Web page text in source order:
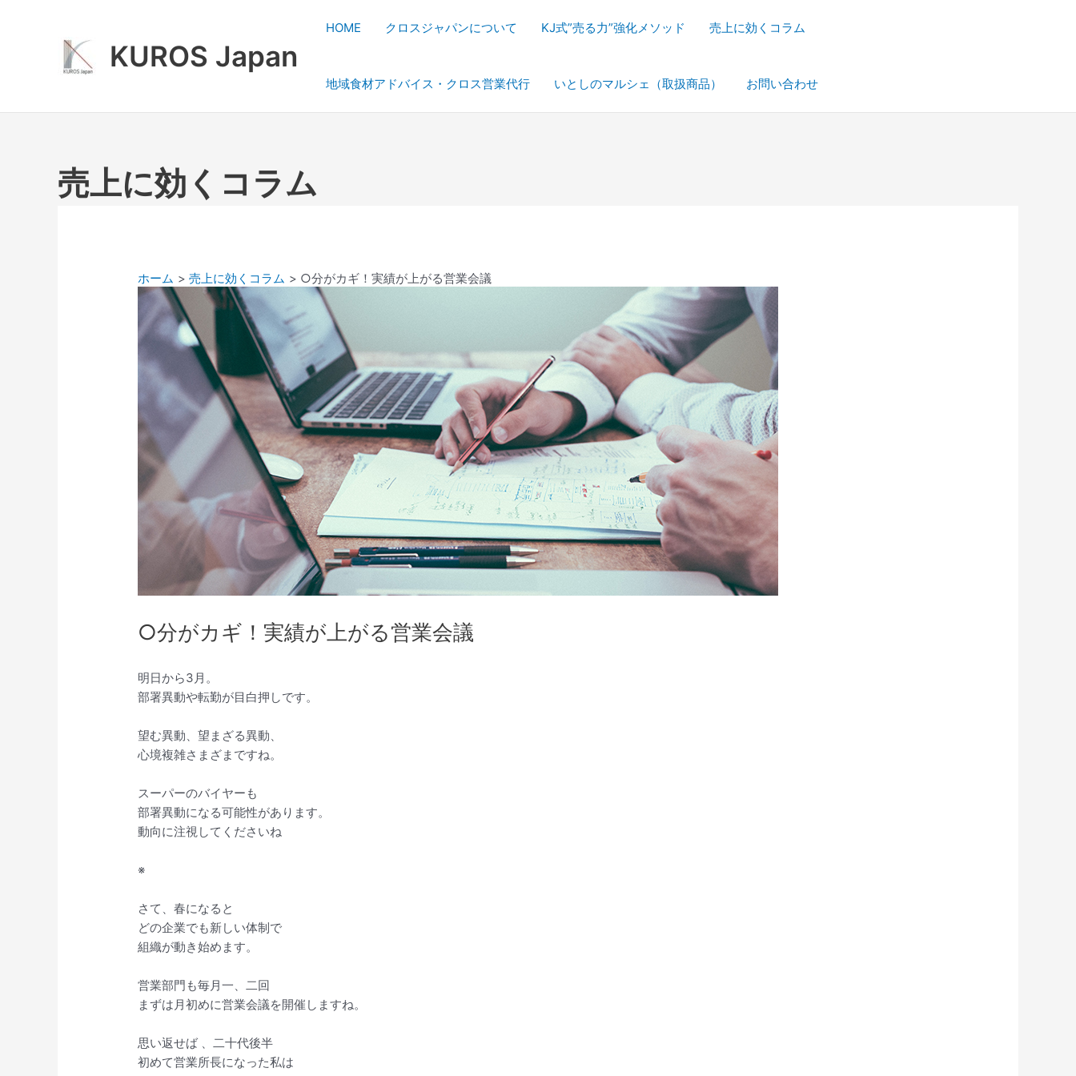
KUROS Japan
HOME クロスジャパンについて KJ式”売る力”強化メソッド 売上に効くコラム
地域食材アドバイス・クロス営業代行 いとしのマルシェ（取扱商品） お問い合わせ
売上に効くコラム
ホーム 売上に効くコラム ○分がカギ！実績が上がる営業会議
○分がカギ！実績が上がる営業会議
明日から3月。
部署異動や転勤が目白押しです。
望む異動、望まざる異動、
心境複雑さまざまですね。
スーパーのバイヤーも
部署異動になる可能性があります。
動向に注視してくださいね
※
さて、春になると
どの企業でも新しい体制で
組織が動き始めます。
営業部門も毎月一、二回
まずは月初めに営業会議を開催しますね。
思い返せば 、二十代後半
初めて営業所長になった私は